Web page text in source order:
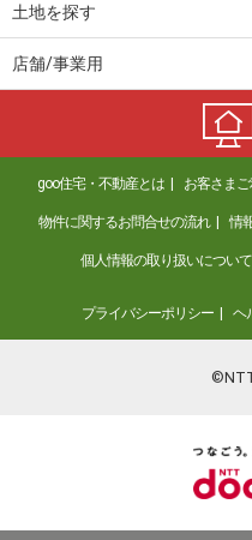
土地を探す
店舗/事業用
goo住宅・不動産とは お客さま
物件に関するお問合せの流れ 情
個人情報の取り扱いについて
プライバシーポリシー ヘ